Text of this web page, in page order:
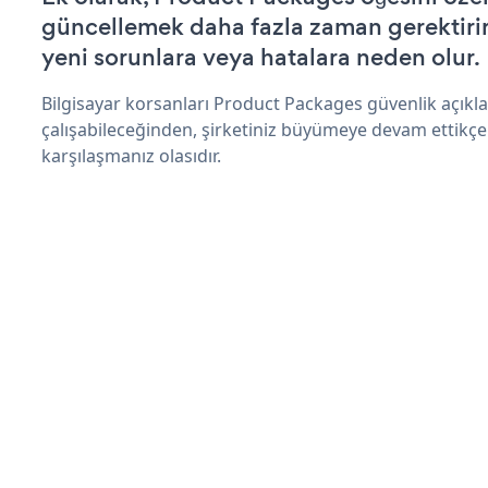
güncellemek daha fazla zaman
yeni sorunlara veya hatalara neden olur.
Bilgisayar korsanları Product Packages güvenlik
çalışabileceğinden, şirketiniz büyümeye devam
karşılaşmanız olasıdır.